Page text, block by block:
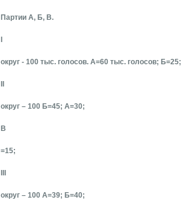
Партии А, Б, В.
округ - 100 тыс. голосов. А=60 тыс. голосов;
округ – 100 Б=45; А=30;
B
=15;
округ – 100 А=39; Б=40;